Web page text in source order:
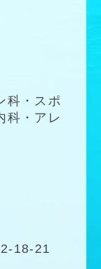
科 ・ スポ
科 ・ アレ
18-21